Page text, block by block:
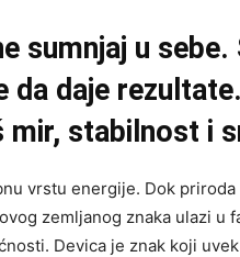
sumnjaj u
da daje
stabilnost i
vrstu energije. Dok
zemljanog znaka ulazi u
Devica je znak koji